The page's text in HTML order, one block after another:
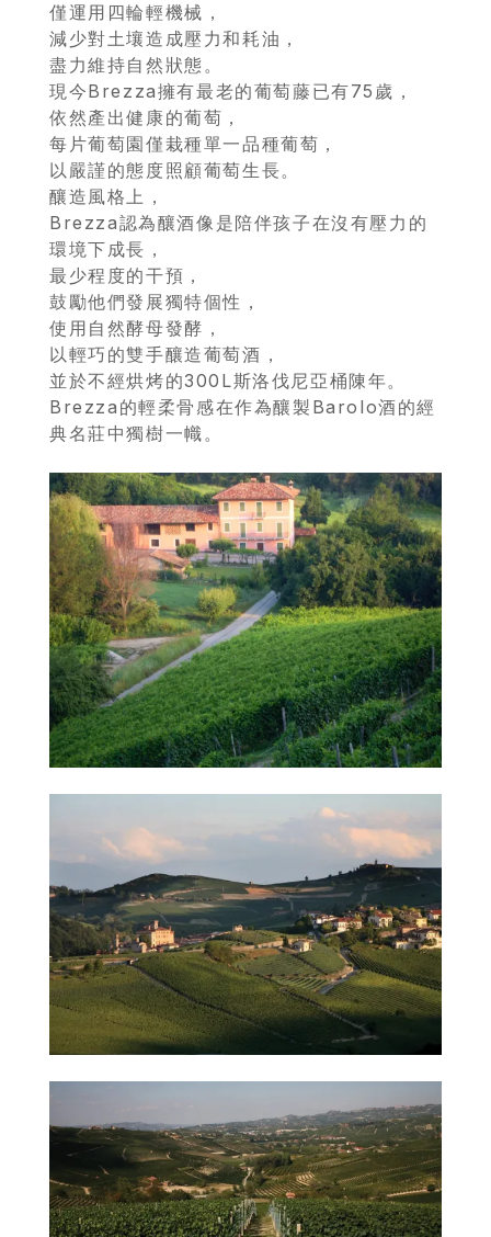
僅運用四輪輕機械，
減少對土壤造成壓力和耗油，
盡力維持自然狀態。
現今Brezza擁有最老的葡萄藤已有75歲，
依然產出健康的葡萄，
每片葡萄園僅栽種單一品種葡萄，
以嚴謹的態度照顧葡萄生長。
釀造風格上，
Brezza認為釀酒像是陪伴孩子在沒有壓力的
環境下成長，
最少程度的干預，
鼓勵他們發展獨特個性，
使用自然酵母發酵，
以輕巧的雙手釀造葡萄酒，
並於不經烘烤的300L斯洛伐尼亞桶陳年。
Brezza的輕柔骨感在作為釀製Barolo酒的經
典名莊中獨樹一幟。